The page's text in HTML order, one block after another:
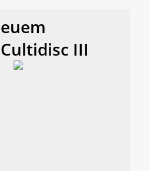
III